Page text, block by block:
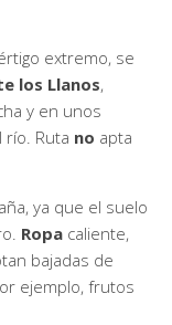
extremo, se
los Llanos,
y en unos
Ruta no apta
ya que el suelo
Ropa caliente,
bajadas de
ejemplo, frutos